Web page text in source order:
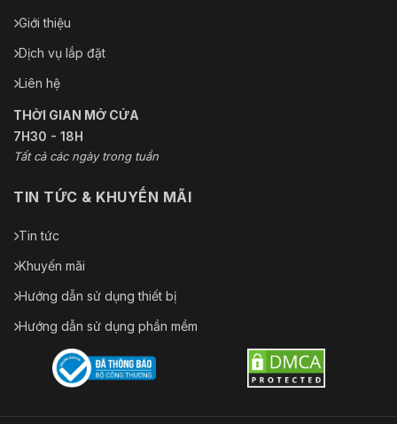
Giới thiệu
Dịch vụ lắp đặt
Liên hệ
THỜI GIAN MỞ CỬA
7H30 - 18H
Tất cả các ngày trong tuần
TIN TỨC & KHUYẾN MÃI
Tin tức
Khuyến mãi
Hướng dẫn sử dụng thiết bị
Hướng dẫn sử dụng phần mềm